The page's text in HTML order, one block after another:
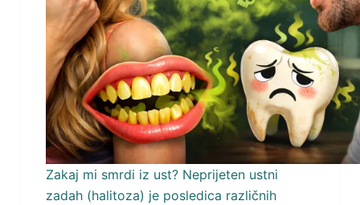
Zakaj mi smrdi iz ust? Neprijeten ustni
zadah (halitoza) je posledica različnih